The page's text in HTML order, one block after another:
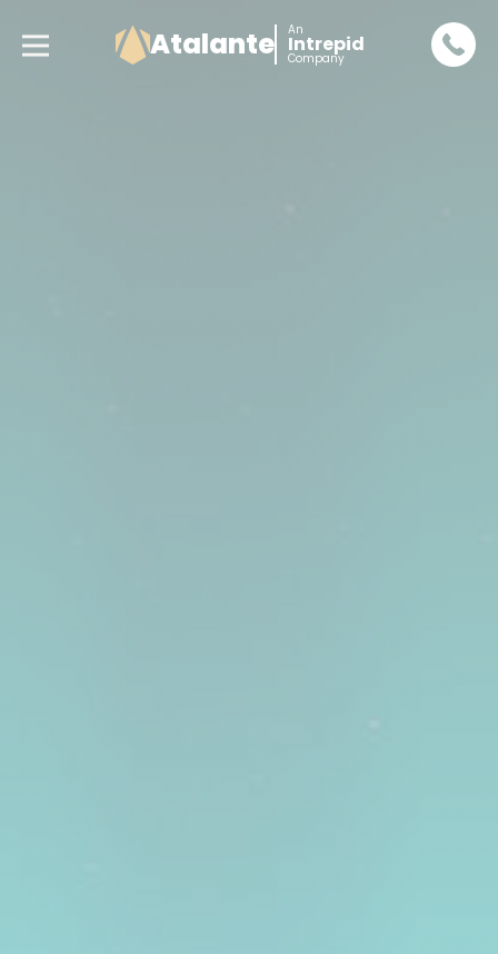
Atalante An
Intrepid
Company